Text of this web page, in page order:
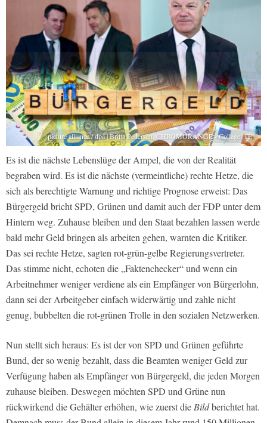
picture alliance / dpa | Britta Pedersen, CHROMORANGE - Collage: TE
Es ist die nächste Lebenslüge der Ampel, die von der Realität
begraben wird. Es ist die nächste (vermeintliche) rechte Hetze, die
sich als berechtigte Warnung und richtige Prognose erweist: Das
Bürgergeld bricht SPD, Grünen und damit auch der FDP unter dem
Hintern weg. Zuhause bleiben und den Staat bezahlen lassen werde
bald mehr Geld bringen als arbeiten gehen, warnten die Kritiker.
Das sei rechte Hetze, sagten rot-grün-gelbe Regierungsvertreter.
Das stimme nicht, echoten die „Faktenchecker“ und wenn ein
Arbeitnehmer weniger verdiene als ein Empfänger von Bürgerlohn,
dann sei der Arbeitgeber einfach widerwärtig und zahle nicht
genug, bubbelten die rot-grünen Trolle in den sozialen Netzwerken.
Nun stellt sich heraus: Es ist der von SPD und Grünen geführte
Bund, der so wenig bezahlt, dass die Beamten weniger Geld zur
Verfügung haben als Empfänger von Bürgergeld, die jeden Morgen
zuhause bleiben. Deswegen möchten SPD und Grüne nun
rückwirkend die Gehälter erhöhen, wie zuerst die Bildberichtet hat.